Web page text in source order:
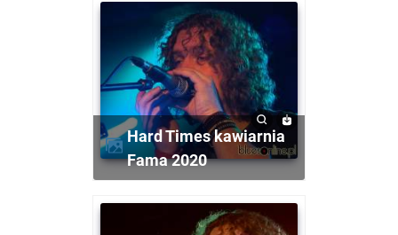
Hard Times kawiarnia
Fama 2020